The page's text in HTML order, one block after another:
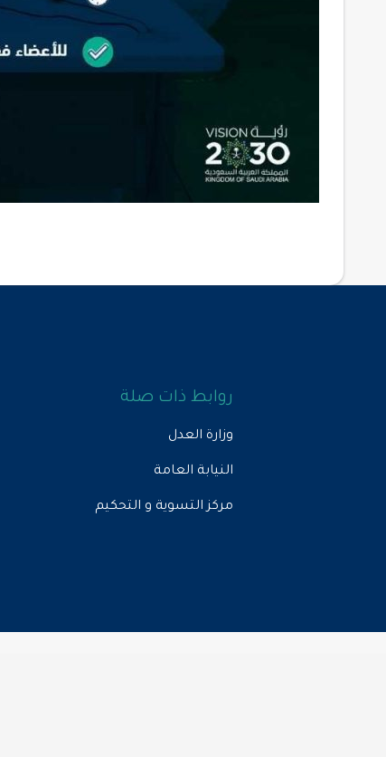
روابط ذات صلة
وزارة العدل
النيابة العامة
مركز التسوية و التحكيم